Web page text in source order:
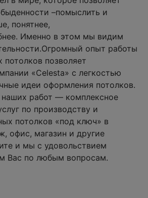
–помыслить и
понятнее,
Именно в этом мы видим
опыт работы
позволяет
«Celesta» с легкостью
идеи оформления потолков.
работ — комплексное
по производству и
потолков «под ключ» в
офис, магазин и другие
и мы с удовольствием
Вас по любым вопросам.